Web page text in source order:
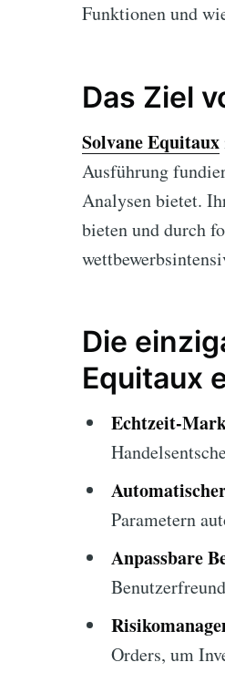
Funktionen und
Das Ziel
Solvane Equitaux
Ausführung
Analysen bietet.
bieten und durch
Die
Equitaux
Echtzeit-
Parametern
Anpassbare
Orders, um